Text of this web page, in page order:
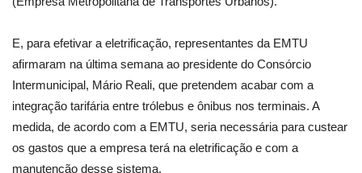
E, para efetivar a eletrificação, representantes da EMTU
afirmaram na última semana ao presidente do Consórcio
Intermunicipal, Mário Reali, que pretendem acabar com a
integração tarifária entre trólebus e ônibus nos terminais. A
medida, de acordo com a EMTU, seria necessária para custear
os gastos que a empresa terá na eletrificação e com a
manutenção desse sistema.